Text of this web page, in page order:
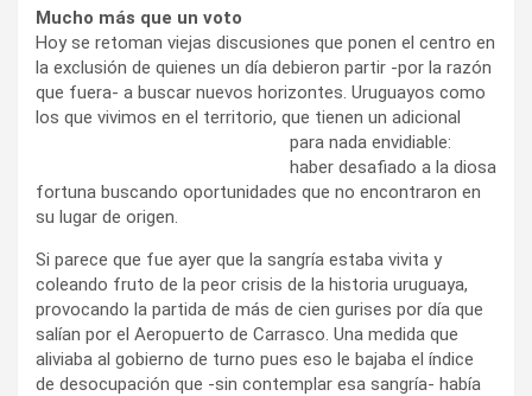
Mucho más que un voto
Hoy se retoman viejas discusiones que ponen el centro en
la exclusión de quienes un día debieron partir -por la razón
que fuera- a buscar nuevos horizontes. Uruguayos como
los que vivimos en el territorio, que tienen un adicional
para nada envidiable:
haber desafiado a la diosa
fortuna buscando oportunidades que no encontraron en
su lugar de origen.
Si parece que fue ayer que la sangría estaba vivita y
coleando fruto de la peor crisis de la historia uruguaya,
provocando la partida de más de cien gurises por día que
salían por el Aeropuerto de Carrasco. Una medida que
aliviaba al gobierno de turno pues eso le bajaba el índice
de desocupación que -sin contemplar esa sangría- había